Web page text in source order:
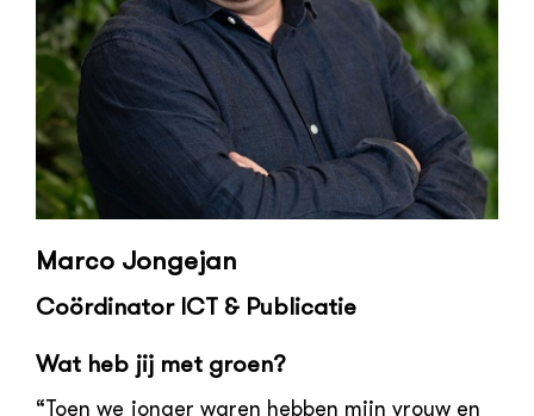
Marco Jongejan
Coördinator ICT & Publicatie
Wat heb jij met groen?
“Toen we jonger waren hebben mijn vrouw en